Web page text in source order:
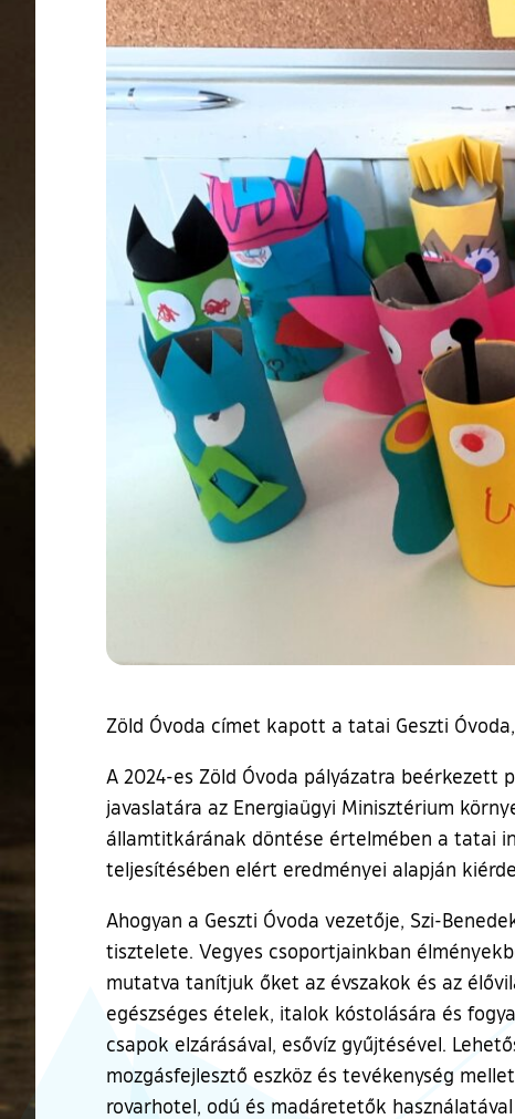
Zöld Óvoda címet kapott a tatai Geszti
A 2024-es Zöld Óvoda pályázatra beérkezett
javaslatára az Energiaügyi Minisztérium
államtitkárának döntése értelmében a tatai
teljesítésében elért eredményei alapján
Ahogyan a Geszti Óvoda vezetője, Szi-
tisztelete. Vegyes csoportjainkban
mutatva tanítjuk őket az évszakok és az
egészséges ételek, italok kóstolására és
csapok elzárásával, esővíz gyűjtésével.
mozgásfejlesztő eszköz és tevékenység
rovarhotel, odú és madáretetők